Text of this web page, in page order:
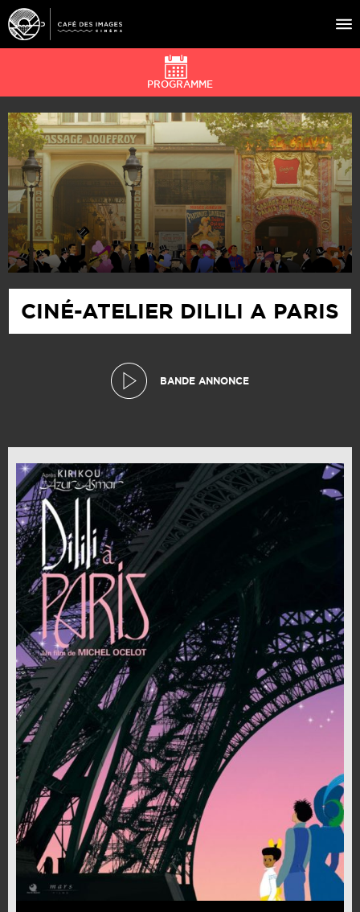
À L’AFFICHE
ÉVÉNEMENTS
CAFÉ DU CINÉ
PRATIQUE
ÉDUCATION AUX IMAGES
PROGRAMME
CINÉ-ATELIER DILILI A PARIS
BANDE ANNONCE